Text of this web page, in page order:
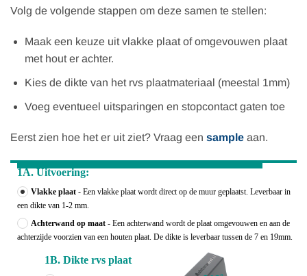
Volg de volgende stappen om deze samen te stellen:
Maak een keuze uit vlakke plaat of omgevouwen plaat
met hout er achter.
Kies de dikte van het rvs plaatmateriaal (meestal 1mm)
Voeg eventueel uitsparingen en stopcontact gaten toe
Eerst zien hoe het er uit ziet? Vraag een sample aan.
1A. Uitvoering:
Vlakke plaat - Een vlakke plaat wordt direct op de muur geplaatst. Leverbaar in
een dikte van 1-2 mm.
Achterwand op maat - Een achterwand wordt de plaat omgevouwen en aan de
achterzijde voorzien van een houten plaat. De dikte is leverbaar tussen de 7 en 19mm.
1B. Dikte rvs plaat